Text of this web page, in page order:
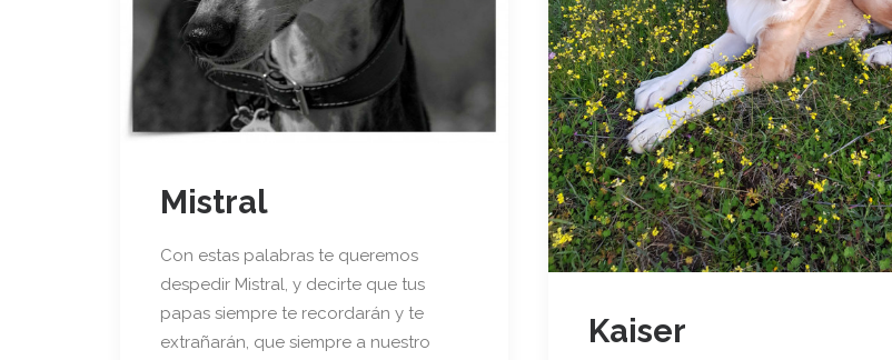
Mistral
Con estas palabras te queremos
despedir Mistral, y decirte que tus
papas siempre te recordarán y te
extrañarán, que siempre a nuestro
Kaiser